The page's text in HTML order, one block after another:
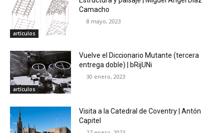
artículos
Camacho
8 mayo, 2023
artículos
Vuelve el Diccionario Mutante (tercera
entrega doble) | bRijUNi
30 enero, 2023
Visita a la Catedral de Coventry | Antón
Capitel